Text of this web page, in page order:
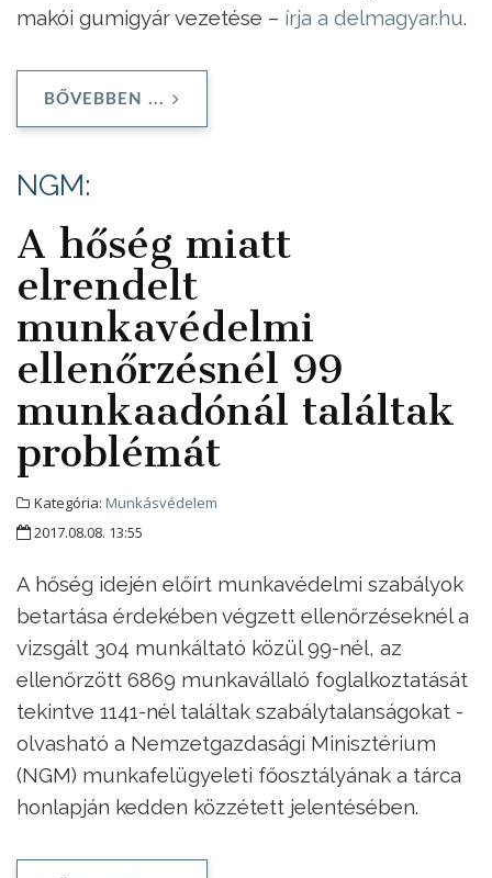
makói gumigyár vezetése – írja a delmagyar.hu.
BŐVEBBEN ...
NGM:
A hőség miatt
elrendelt
munkavédelmi
ellenőrzésnél 99
munkaadónál találtak
problémát
Kategória: Munkásvédelem
2017.08.08. 13:55
A hőség idején előírt munkavédelmi szabályok
betartása érdekében végzett ellenőrzéseknél a
vizsgált 304 munkáltató közül 99-nél, az
ellenőrzött 6869 munkavállaló foglalkoztatását
tekintve 1141-nél találtak szabálytalanságokat -
olvasható a Nemzetgazdasági Minisztérium
(NGM) munkafelügyeleti főosztályának a tárca
honlapján kedden közzétett jelentésében.